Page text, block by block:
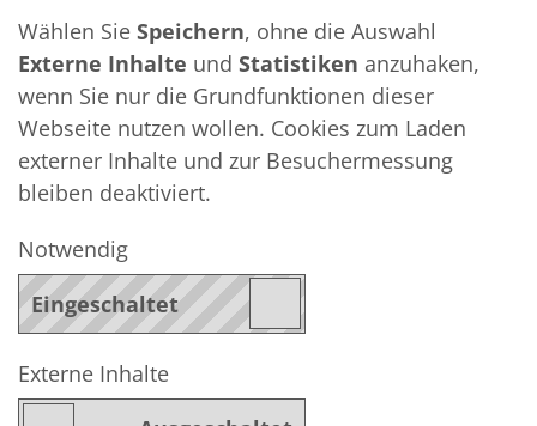
Wählen Sie Speichern, ohne die Auswahl
Externe Inhalte und Statistiken anzuhaken,
wenn Sie nur die Grundfunktionen dieser
Webseite nutzen wollen. Cookies zum Laden
externer Inhalte und zur Besuchermessung
bleiben deaktiviert.
Notwendig
Externe Inhalte